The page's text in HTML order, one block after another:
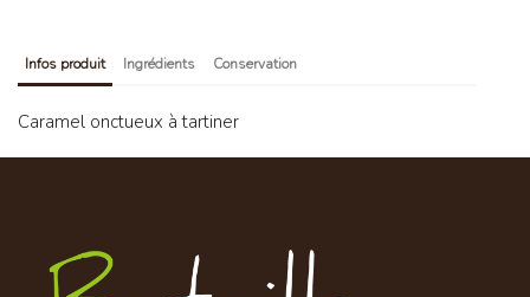
Infos produit Ingrédients Conservation
Caramel onctueux à tartiner